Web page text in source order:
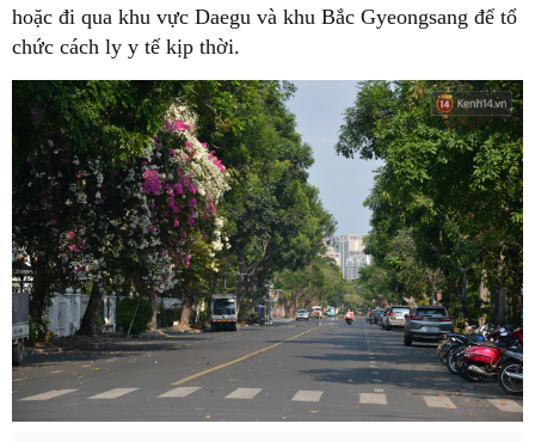
hoặc đi qua khu vực Daegu và khu Bắc Gyeongsang để tổ
chức cách ly y tế kịp thời.